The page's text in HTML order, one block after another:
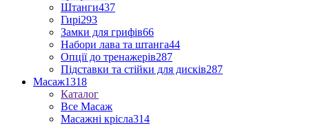
Штанги437
Гирі293
Замки для грифів66
Набори лава та штанга44
Опції до тренажерів287
Підставки та стійки для дисків287
Масаж1318
Каталог
Все Масаж
Масажні крісла314